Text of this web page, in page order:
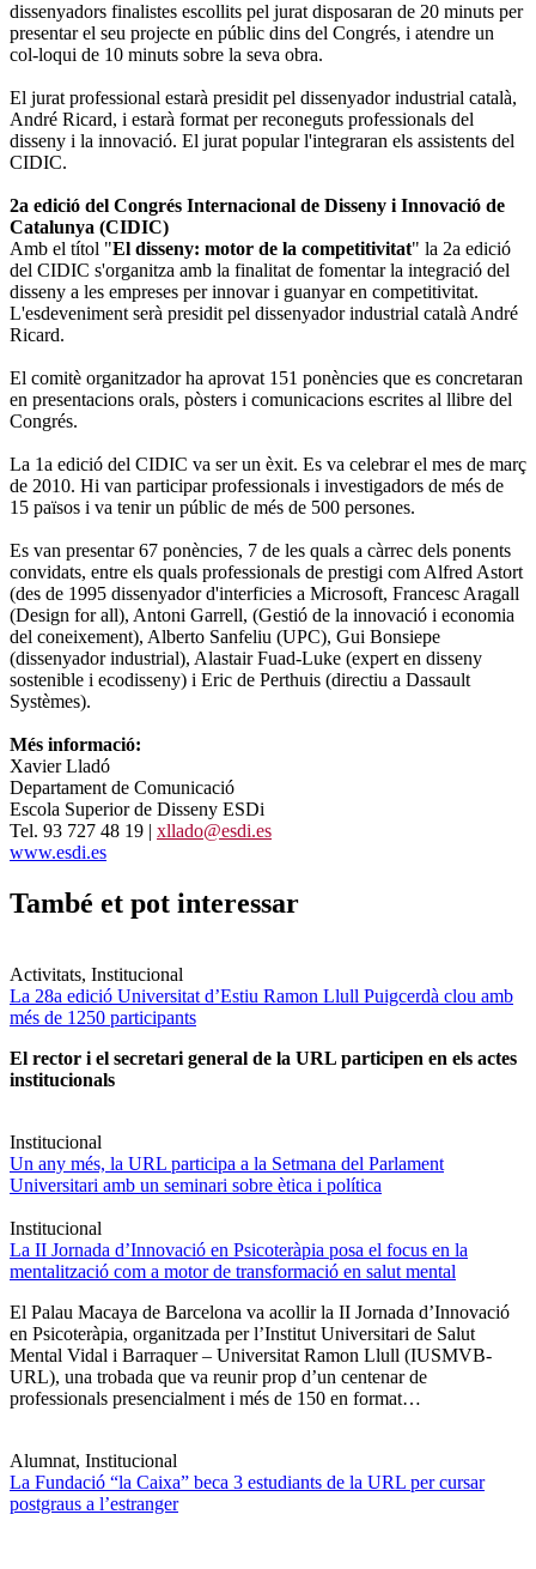
dissenyadors finalistes escollits pel jurat disposaran de 20 minuts per
presentar el seu projecte en públic dins del Congrés, i atendre un
col-loqui de 10 minuts sobre la seva obra.
El jurat professional estarà presidit pel dissenyador industrial català,
André Ricard, i estarà format per reconeguts professionals del
disseny i la innovació. El jurat popular l'integraran els assistents del
CIDIC.
2a edició del Congrés Internacional de Disseny i Innovació de
Catalunya (CIDIC)
Amb el títol "El disseny: motor de la competitivitat" la 2a edició
del CIDIC s'organitza amb la finalitat de fomentar la integració del
disseny a les empreses per innovar i guanyar en competitivitat.
L'esdeveniment serà presidit pel dissenyador industrial català André
Ricard.
El comitè organitzador ha aprovat 151 ponències que es concretaran
en presentacions orals, pòsters i comunicacions escrites al llibre del
Congrés.
La 1a edició del CIDIC va ser un èxit. Es va celebrar el mes de març
de 2010. Hi van participar professionals i investigadors de més de
15 països i va tenir un públic de més de 500 persones.
Es van presentar 67 ponències, 7 de les quals a càrrec dels ponents
convidats, entre els quals professionals de prestigi com Alfred Astort
(des de 1995 dissenyador d'interficies a Microsoft, Francesc Aragall
(Design for all), Antoni Garrell, (Gestió de la innovació i economia
del coneixement), Alberto Sanfeliu (UPC), Gui Bonsiepe
(dissenyador industrial), Alastair Fuad-Luke (expert en disseny
sostenible i ecodisseny) i Eric de Perthuis (directiu a Dassault
Systèmes).
Més informació:
Xavier Lladó
Departament de Comunicació
Escola Superior de Disseny ESDi
Tel. 93 727 48 19 | xllado@esdi.es
www.esdi.es
També et pot interessar
Activitats, Institucional
La 28a edició Universitat d’Estiu Ramon Llull Puigcerdà clou amb
més de 1250 participants
El rector i el secretari general de la URL participen en els actes
institucionals
Institucional
Un any més, la URL participa a la Setmana del Parlament
Universitari amb un seminari sobre ètica i política
Institucional
La II Jornada d’Innovació en Psicoteràpia posa el focus en la
mentalització com a motor de transformació en salut mental
El Palau Macaya de Barcelona va acollir la II Jornada d’Innovació
en Psicoteràpia, organitzada per l’Institut Universitari de Salut
Mental Vidal i Barraquer – Universitat Ramon Llull (IUSMVB-
URL), una trobada que va reunir prop d’un centenar de
professionals presencialment i més de 150 en format…
Alumnat, Institucional
La Fundació “la Caixa” beca 3 estudiants de la URL per cursar
postgraus a l’estranger